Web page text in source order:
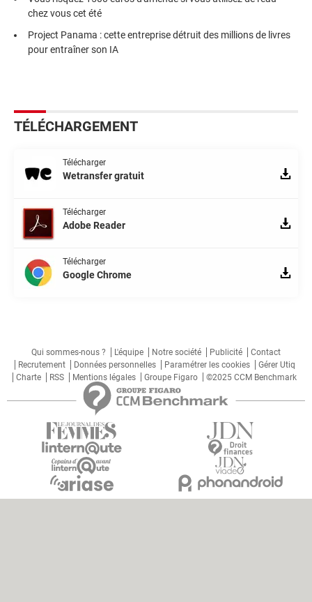
chez vous cet été
Project Panama : cette entreprise détruit des millions de livres
pour entraîner son IA
TÉLÉCHARGEMENT
Télécharger
Wetransfer gratuit
Télécharger
Adobe Reader
Télécharger
Google Chrome
Qui sommes-nous ? L'équipe Notre société Publicité
Contact
Recrutement
Données personnelles Paramétrer les cookies
Gérer Utiq
Charte
RSS Mentions légales Groupe Figaro ©2025 CCM Benchmark